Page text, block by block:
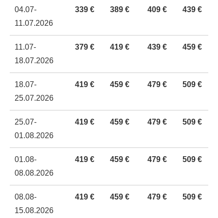
04.07-
11.07.2026
339 € 389 € 409 € 439 €
11.07-
18.07.2026
379 € 419 € 439 € 459 €
18.07-
25.07.2026
419 € 459 € 479 € 509 €
25.07-
01.08.2026
419 € 459 € 479 € 509 €
01.08-
08.08.2026
419 € 459 € 479 € 509 €
08.08-
15.08.2026
419 € 459 € 479 € 509 €